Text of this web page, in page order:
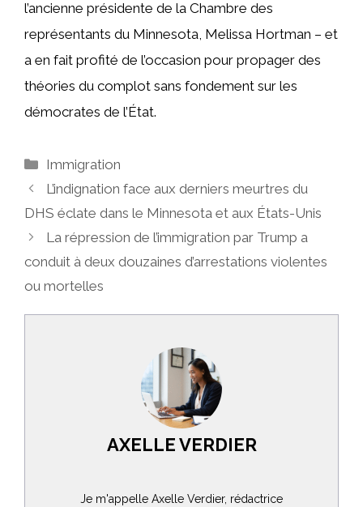
l’ancienne présidente de la Chambre des
représentants du Minnesota, Melissa Hortman – et
a en fait profité de l’occasion pour propager des
théories du complot sans fondement sur les
démocrates de l’État.
Catégories
Immigration
L’indignation face aux derniers meurtres du
DHS éclate dans le Minnesota et aux États-Unis
La répression de l’immigration par Trump a
conduit à deux douzaines d’arrestations violentes
ou mortelles
AXELLE VERDIER
Je m'appelle Axelle Verdier, rédactrice